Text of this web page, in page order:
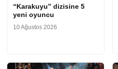
“Karakuyu” dizisine 5
yeni oyuncu
10 Ağustos 2026